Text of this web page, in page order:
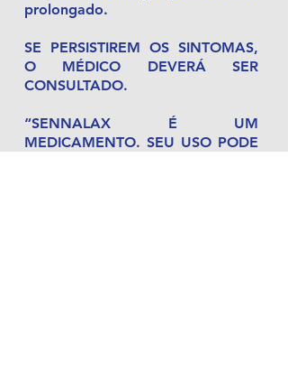
prolongado.
SE PERSISTIREM OS SINTOMAS,
O MÉDICO DEVERÁ SER
CONSULTADO.
“SENNALAX É UM
MEDICAMENTO. SEU USO PODE